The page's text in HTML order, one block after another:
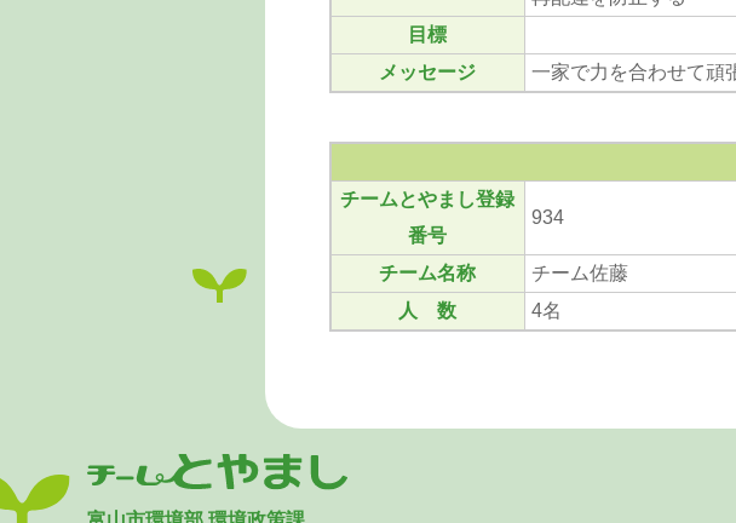
目標
メッセージ
一家で力を合わせて頑
チームとやまし登録
番号
934
チーム名称
チーム佐藤
人 数
4名